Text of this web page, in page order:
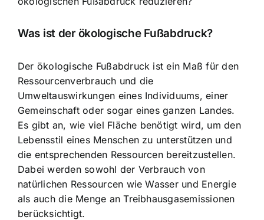
Was ist der ökologische Fußabdruck?
Der ökologische Fußabdruck ist ein Maß für den
Ressourcenverbrauch und die
Umweltauswirkungen eines Individuums, einer
Gemeinschaft oder sogar eines ganzen Landes.
Es gibt an, wie viel Fläche benötigt wird, um den
Lebensstil eines Menschen zu unterstützen und
die entsprechenden Ressourcen bereitzustellen.
Dabei werden sowohl der Verbrauch von
natürlichen Ressourcen wie Wasser und Energie
als auch die Menge an Treibhausgasemissionen
berücksichtigt.